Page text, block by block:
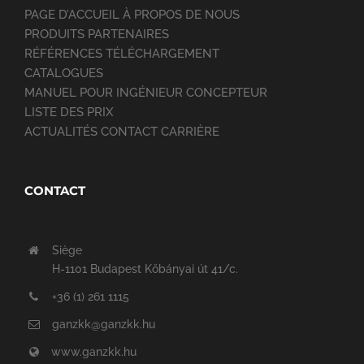
PAGE D’ACCUEIL À PROPOS DE NOUS
PRODUITS PARTENAIRES
RÉFÉRENCES TÉLÉCHARGEMENT
CATALOGUES
MANUEL POUR INGÉNIEUR CONCEPTEUR
LISTE DES PRIX
ACTUALITÉS CONTACT CARRIÈRE
CONTACT
Siège
H-1101 Budapest Kőbányai út 41/c.
+36 (1) 261 1115
ganzkk@ganzkk.hu
www.ganzkk.hu